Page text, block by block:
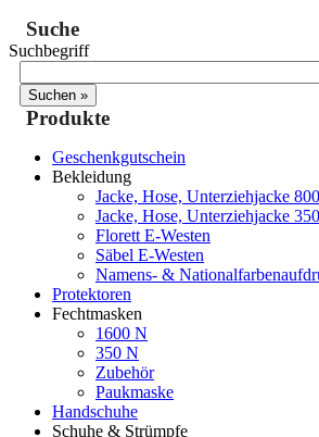
Suche
Suchbegriff
Produkte
Geschenkgutschein
Bekleidung
Jacke, Hose, Unterziehjacke
Jacke, Hose, Unterziehjacke
Florett E-Westen
Säbel E-Westen
Namens- &
Protektoren
Fechtmasken
1600 N
350 N
Zubehör
Paukmaske
Handschuhe
Schuhe & Strümpfe